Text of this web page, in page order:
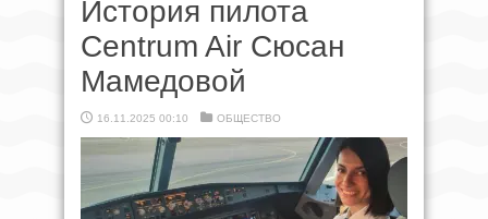
История пилота
Centrum Air Сюсан
Мамедовой
16.11.2025 00:10 ОБЩЕСТВО